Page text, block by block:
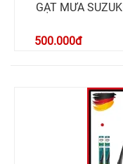
GẠT MƯA
500.000đ